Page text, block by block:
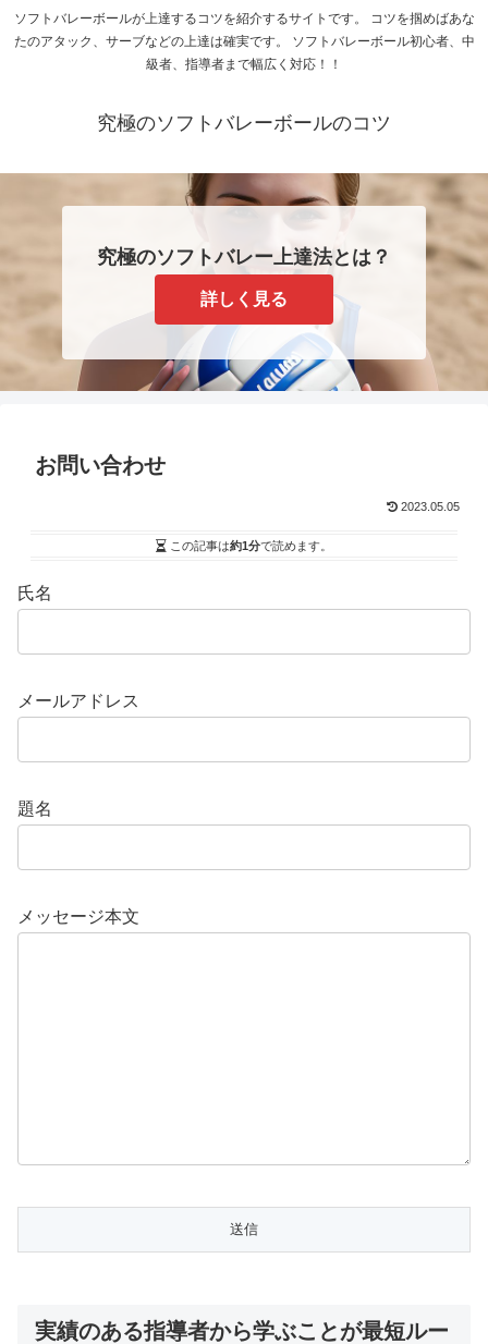
ソフトバレーボールが上達するコツを紹介するサイトです。 コツを掴めばあな
たのアタック、サーブなどの上達は確実です。 ソフトバレーボール初心者、中
級者、指導者まで幅広く対応！！
究極のソフトバレーボールのコツ
究極のソフトバレー上達法とは？
詳しく見る
お問い合わせ
2023.05.05
この記事は約1分で読めます。
氏名
メールアドレス
題名
メッセージ本文
実績のある指導者から学ぶことが最短ルー